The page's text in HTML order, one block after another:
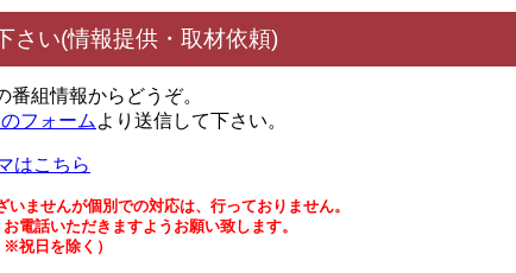
さい(情報提供・取材依頼)
組情報からどうぞ。
フォーム より送信して下さい。
はこちら
ませんが個別での対応は、行っておりません。
話いただきますようお願い致します。
※祝日を除く）